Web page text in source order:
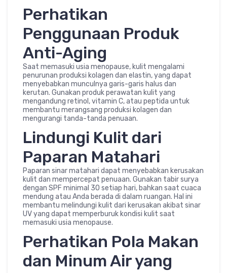
Perhatikan
Penggunaan Produk
Anti-Aging
Saat memasuki usia menopause, kulit mengalami
penurunan produksi kolagen dan elastin, yang dapat
menyebabkan munculnya garis-garis halus dan
kerutan. Gunakan produk perawatan kulit yang
mengandung retinol, vitamin C, atau peptida untuk
membantu merangsang produksi kolagen dan
mengurangi tanda-tanda penuaan.
Lindungi Kulit dari
Paparan Matahari
Paparan sinar matahari dapat menyebabkan kerusakan
kulit dan mempercepat penuaan. Gunakan tabir surya
dengan SPF minimal 30 setiap hari, bahkan saat cuaca
mendung atau Anda berada di dalam ruangan. Hal ini
membantu melindungi kulit dari kerusakan akibat sinar
UV yang dapat memperburuk kondisi kulit saat
memasuki usia menopause.
Perhatikan Pola Makan
dan Minum Air yang